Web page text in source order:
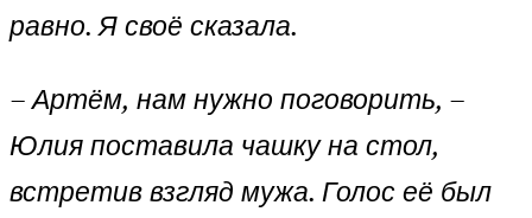
равно. Я своё сказала.
– Артём, нам нужно поговорить, –
Юлия поставила чашку на стол,
встретив взгляд мужа. Голос её был